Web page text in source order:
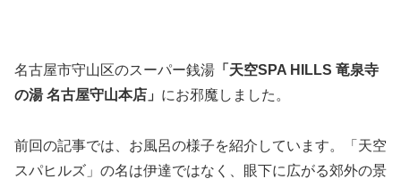
名古屋市守山区のスーパー銭湯 「天空SPA HILLS 竜泉寺
の湯 名古屋守山本店」 にお邪魔しました。
前回の記事では、お風呂の様子を紹介しています。「天空
スパヒルズ」の名は伊達ではなく、眼下に広がる郊外の景